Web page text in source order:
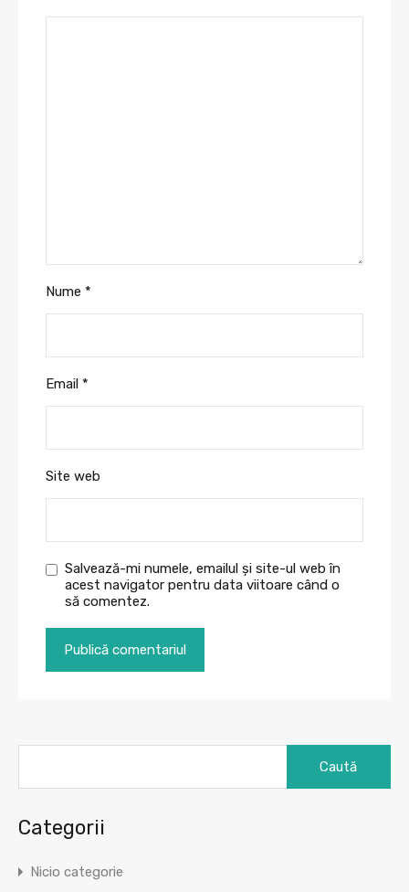
Nume *
Email *
Site web
Salvează-mi numele, emailul și site-ul web în
acest navigator pentru data viitoare când o
să comentez.
Categorii
Nicio categorie